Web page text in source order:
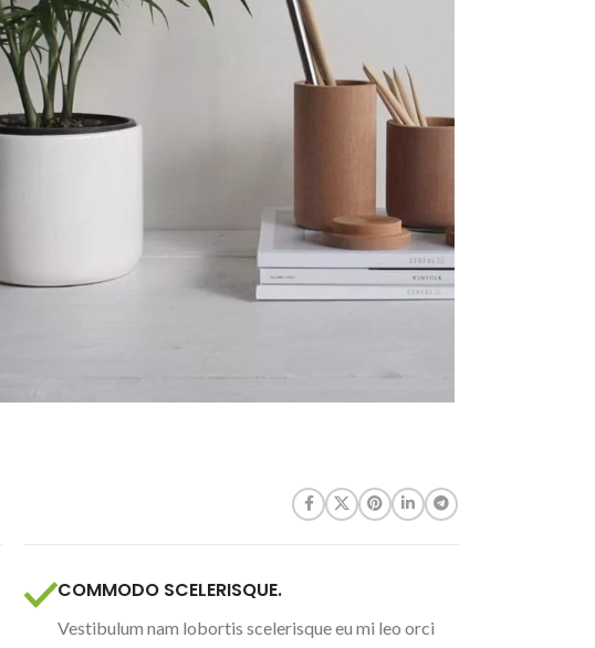
COMMODO SCELERISQUE.
Vestibulum nam lobortis scelerisque eu mi leo orci